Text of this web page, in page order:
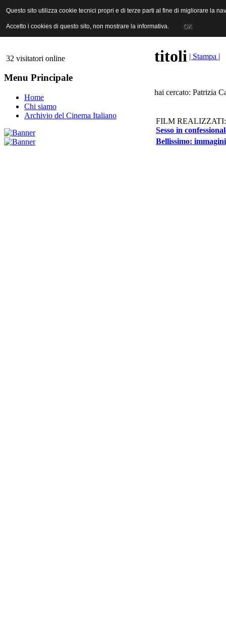
ANICA | Associazione Nazionale Industrie Cinematografiche
32 visitatori online
Menu Principale
Home
Chi siamo
Archivio del Cinema Italiano
titoli | Stampa |
hai cercato: Patrizia
FILM REALIZZATI:
Sesso in
Bellissimo:
Questo sito utilizza cookie tecnici propri e di terze parti al fine di migliorare la
Accetto i cookies di questo sito, non mostrare la informativa. OK
Questo sito utilizza cookie tecnici propri e di terze parti al fine di migliorare la
Accetto i cookies di questo sito, non mostrare la informativa. OK